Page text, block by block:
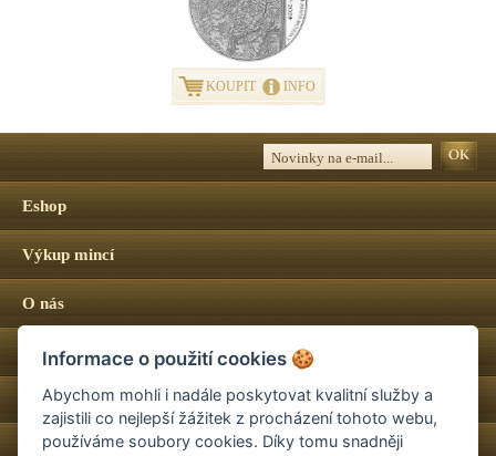
KOUPIT INFO
Eshop
Výkup mincí
O nás
Certifikace mincí NGC
Jak nakupovat
Poptávkový formulář
Informace o použití cookies 🍪
Abychom mohli i nadále poskytovat kvalitní služby a
zajistili co nejlepší žážitek z procházení tohoto webu,
používáme soubory cookies. Díky tomu snadněji